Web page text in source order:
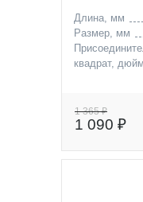
Длина, мм
Размер, мм
квадрат, дюйм
1 365 ₽
1 090 ₽